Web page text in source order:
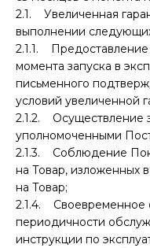
2.1. Увеличенная
выполнении
2.1.1.
момента запуска в
письменного
условий увеличенной
2.1.2. Осуществление
уполномоченными
2.1.3. Соблюдение
на Товар, изложенных
на Товар;
2.1.4. Своевременное
периодичности
инструкции по